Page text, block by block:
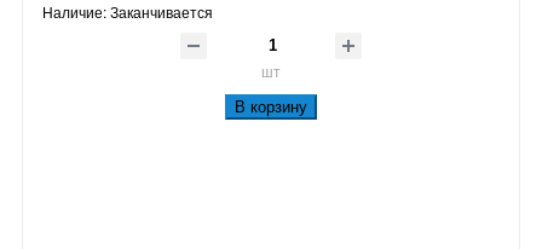
Наличие:Заканчивается
шт
В корзину